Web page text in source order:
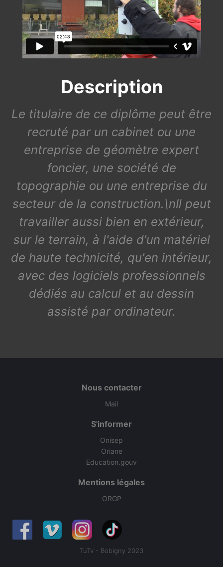
Description
Le titulaire de ce diplôme peut être
recruté par un cabinet ou une
entreprise de géomètre expert
foncier, une société de
topographie ou une entreprise du
secteur de la construction.\nIl peut
travailler aussi bien en extérieur,
sur le terrain, à l'aide d'un matériel
de haute technicité, qu'en intérieur,
avec des logiciels professionnels
dédiés au calcul et au dessin
assisté par ordinateur.
Nous contacter
Mail
S'informer
Onisep
Oriane
Education.gouv
Mentions légales
ORGP
TuTv - Bobigny 2023